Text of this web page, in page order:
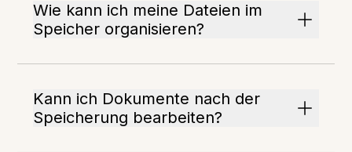
Wie kann ich meine Dateien im
Speicher organisieren?
Kann ich Dokumente nach der
Speicherung bearbeiten?